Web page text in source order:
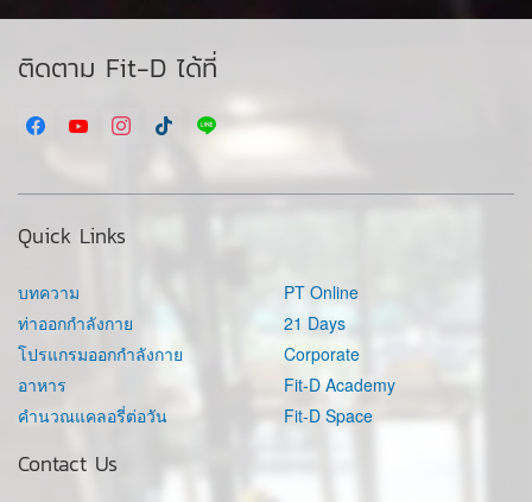
ติดตาม Fit-D ได้ที่
Quick Links
บทความ
ท่าออกกำลังกาย
โปรแกรมออกกำลังกาย
อาหาร
คำนวณแคลอรี่ต่อวัน
PT Online
21 Days
Corporate
Fit-D Academy
Fit-D Space
Contact Us